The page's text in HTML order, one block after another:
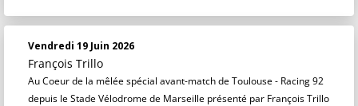
Vendredi 19 Juin 2026
François Trillo
Au Coeur de la mêlée spécial avant-match de Toulouse - Racing 92
depuis le Stade Vélodrome de Marseille présenté par François Trillo